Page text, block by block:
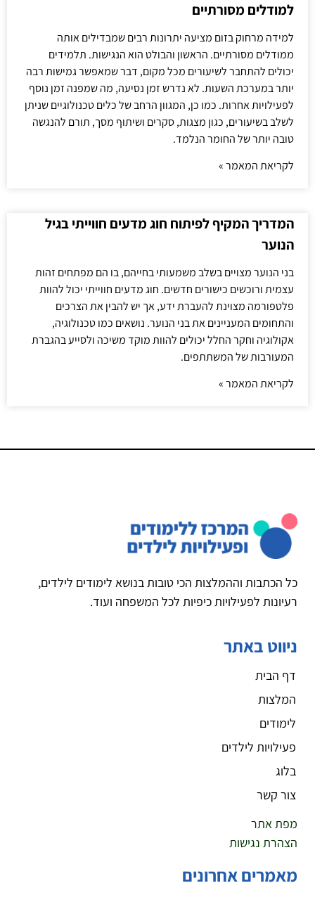
למודלים מסורתיים
למידה מרחוק בזום מציעה יתרונות רבים שמבדילים אותה
ממודלים מסורתיים. הראשון והבולט הוא הנגישות. תלמידים
יכולים להתחבר לשיעורים מכל מקום, דבר שמאפשר גמישות רבה
יותר במערכת השעות. לא נדרש זמן נסיעה, מה שמפנה זמן נוסף
לפעילויות אחרות. כמו כן, המגוון הרחב של כלים טכנולוגיים שניתן
לשלב בשיעורים, כגון מצגות, סקרים ושיתוף מסך, תורם להנגשה
טובה יותר של החומר הנלמד.
לקריאת המאמר »
המדריך המקיף לפיתוח חוג מדעים חווייתי בגיל
הנוער
בני הנוער מצויים בשלב משמעותי בחייהם, בו הם מפתחים זהות
עצמית ורוכשים כישורים חדשים. חוג מדעים חווייתי יכול להוות
פלטפורמה מצוינת להעברת ידע, אך יש להבין את הצרכים
והתחומים המעניינים את בני הנוער. נושאים כמו טכנולוגיה,
אקולוגיה וחקר החלל יכולים להוות מוקד משיכה ולסייע בהגברת
המעורבות של המשתתפים.
לקריאת המאמר »
כל הכתבות וההמלצות הכי טובות בנושא לימודים לילדים,
רעיונות לפעילויות כיפיות לכל המשפחה ועוד.
ניווט באתר
דף הבית
המלצות
לימודים
פעילויות לילדים
בלוג
צור קשר
מפת אתר
הצהרת נגישות
מאמרים אחרונים